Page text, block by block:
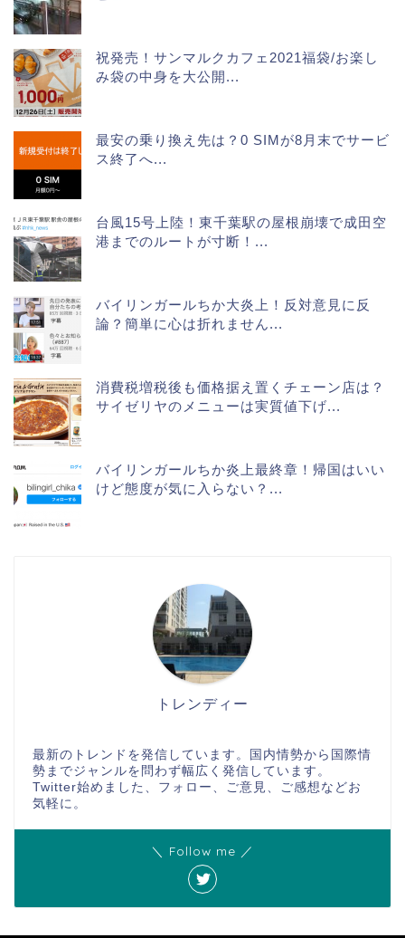
祝発売！サンマルクカフェ2021福袋/お楽し
み袋の中身を大公開...
最安の乗り換え先は？0 SIMが8月末でサービ
ス終了へ...
台風15号上陸！東千葉駅の屋根崩壊で成田空
港までのルートが寸断！...
バイリンガールちか大炎上！反対意見に反
論？簡単に心は折れません...
消費税増税後も価格据え置くチェーン店は？
サイゼリヤのメニューは実質値下げ...
バイリンガールちか炎上最終章！帰国はいい
けど態度が気に入らない？...
トレンディー
最新のトレンドを発信しています。国内情勢から国際情
勢までジャンルを問わず幅広く発信しています。
Twitter始めました、フォロー、ご意見、ご感想などお
気軽に。
＼ Follow me ／